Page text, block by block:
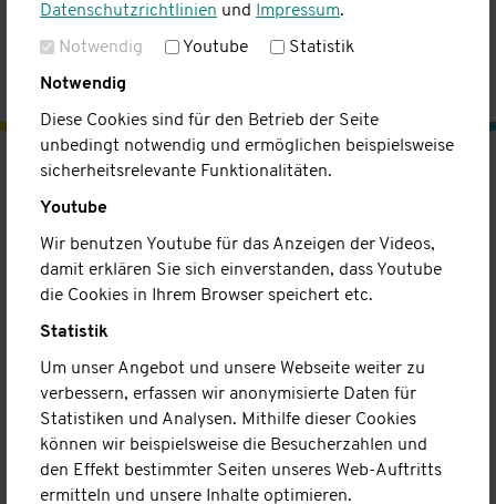
Datenschutzrichtlinien und Impressum.
Notwendig Youtube Statistik
Notwendig
Diese Cookies sind für den Betrieb der Seite
unbedingt notwendig und ermöglichen beispielsweise
sicherheitsrelevante Funktionalitäten.
Youtube
Wir benutzen Youtube für das Anzeigen der Videos,
damit erklären Sie sich einverstanden, dass Youtube
die Cookies in Ihrem Browser speichert etc.
Statistik
Um unser Angebot und unsere Webseite weiter zu
verbessern, erfassen wir anonymisierte Daten für
Statistiken und Analysen. Mithilfe dieser Cookies
können wir beispielsweise die Besucherzahlen und
den Effekt bestimmter Seiten unseres Web-Auftritts
ermitteln und unsere Inhalte optimieren.
Konzept
Infogespräch
A-Z
Team
Kontakt
Ambulanter Pflegedienst
Team
Kontakt